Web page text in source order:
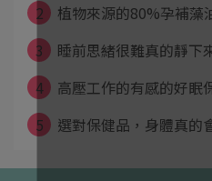
2
植物來源的80%孕補藻
3
睡前思緒很難真的靜下
4
高壓工作的有感的好眠
5
選對保健品，身體真的